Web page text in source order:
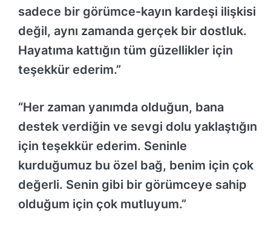
sadece bir görümce-kayın kardeşi ilişkisi
değil, aynı zamanda gerçek bir dostluk.
Hayatıma kattığın tüm güzellikler için
teşekkür ederim.”
“Her zaman yanımda olduğun, bana
destek verdiğin ve sevgi dolu yaklaştığın
için teşekkür ederim. Seninle
kurduğumuz bu özel bağ, benim için çok
değerli. Senin gibi bir görümceye sahip
olduğum için çok mutluyum.”